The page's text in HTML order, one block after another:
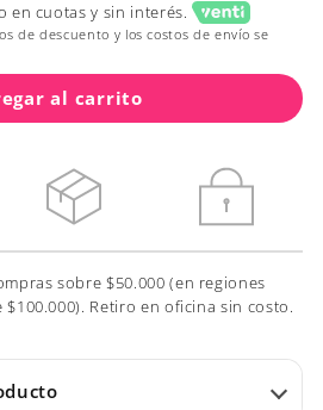
en cuotas y sin interés.
de descuento y los costos de envío se
al carrito
sobre $50.000 (en regiones
Retiro en oficina sin costo.